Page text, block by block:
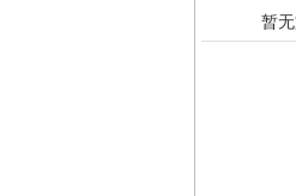
暂无